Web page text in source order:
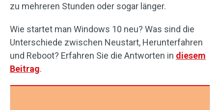
zu mehreren Stunden oder sogar länger.
Wie startet man Windows 10 neu? Was sind die
Unterschiede zwischen Neustart, Herunterfahren
und Reboot? Erfahren Sie die Antworten in diesem
Beitrag.